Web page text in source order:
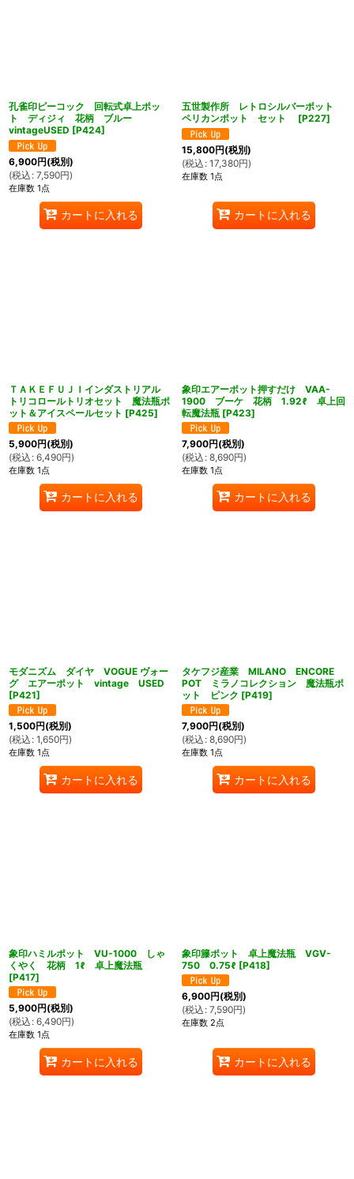
孔雀印ピーコック 回転式卓上ポッ
ト ディジィ 花柄 ブルー
vintageUSED [P424]
6,900円(税別)
(税込 : 7,590円)
在庫数 1点
カートに入れる
五世製作所 レトロシルバーポット
ペリカンポット セット
[P227]
15,800円(税別)
(税込 : 17,380円)
在庫数 1点
カートに入れる
ＴＡＫＥＦＵＪＩインダストリアル
トリコロールトリオセット 魔法瓶ポ
ット＆アイスペールセット [P425]
5,900円(税別)
(税込 : 6,490円)
在庫数 1点
カートに入れる
象印エアーポット押すだけ VAA-
1900 ブーケ 花柄 1.92ℓ 卓上回
転魔法瓶 [P423]
7,900円(税別)
(税込 : 8,690円)
在庫数 1点
カートに入れる
モダニズム ダイヤ VOGUE ヴォー
グ エアーポット vintage USED
[P421]
1,500円(税別)
(税込 : 1,650円)
在庫数 1点
カートに入れる
タケフジ産業 MILANO ENCORE
POT ミラノコレクション 魔法瓶ポ
ット ピンク [P419]
7,900円(税別)
(税込 : 8,690円)
在庫数 1点
カートに入れる
象印ハミルポット VU-1000 しゃ
くやく 花柄 1ℓ 卓上魔法瓶
[P417]
5,900円(税別)
(税込 : 6,490円)
在庫数 1点
カートに入れる
象印籐ポット 卓上魔法瓶 VGV-
750 0.75ℓ [P418]
6,900円(税別)
(税込 : 7,590円)
在庫数 2点
カートに入れる